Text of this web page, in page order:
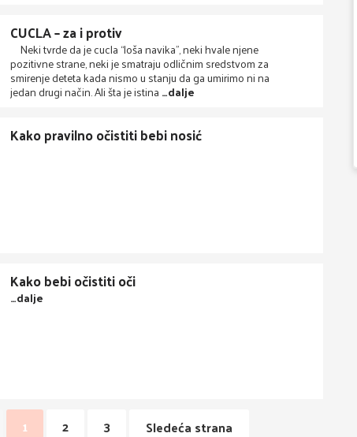
CUCLA – za i protiv
Neki tvrde da je cucla “loša navika”, neki hvale njene
pozitivne strane, neki je smatraju odličnim sredstvom za
smirenje deteta kada nismo u stanju da ga umirimo ni na
jedan drugi način. Ali šta je istina …dalje
Kako pravilno očistiti bebi nosić
Kako bebi očistiti oči
…dalje
1 2 3 Sledeća strana